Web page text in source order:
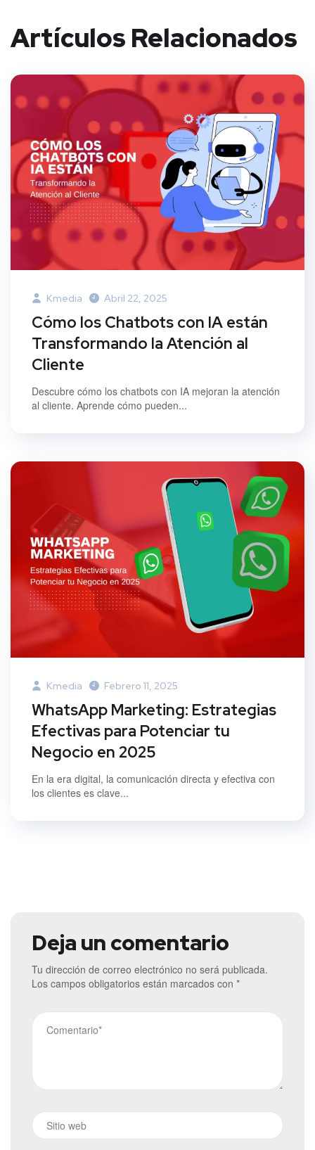
Artículos Relacionados
Kmedia Abril 22, 2025
Cómo los Chatbots con IA están
Transformando la Atención al
Cliente
Descubre cómo los chatbots con IA mejoran la atención
al cliente. Aprende cómo pueden...
Kmedia Febrero 11, 2025
WhatsApp Marketing: Estrategias
Efectivas para Potenciar tu
Negocio en 2025
En la era digital, la comunicación directa y efectiva con
los clientes es clave...
Deja un comentario
Tu dirección de correo electrónico no será publicada.
Los campos obligatorios están marcados con *